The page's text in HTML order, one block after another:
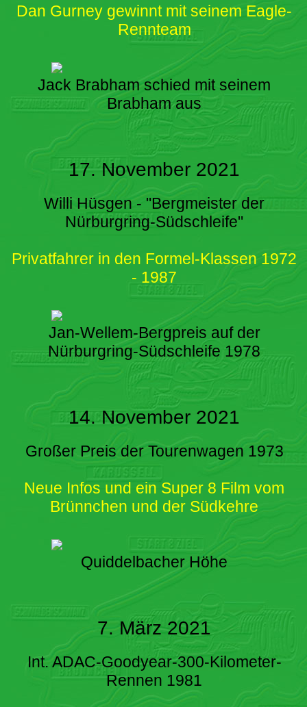
Dan Gurney gewinnt mit seinem Eagle-
Rennteam
Jack Brabham schied mit seinem
Brabham aus
17. November 2021
Willi Hüsgen - "Bergmeister der
Nürburgring-Südschleife"
Privatfahrer in den Formel-Klassen 1972
- 1987
Jan-Wellem-Bergpreis auf der
Nürburgring-Südschleife 1978
14. November 2021
Großer Preis der Tourenwagen 1973
Neue Infos und ein Super 8 Film vom
Brünnchen und der Südkehre
Quiddelbacher Höhe
7. März 2021
Int. ADAC-Goodyear-300-Kilometer-
Rennen 1981